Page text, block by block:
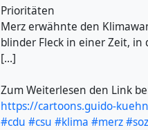
Prioritäten
Merz erwähnte den
blinder Fleck in einer Zeit,
[…]
Zum Weiterlesen den Link
https://cartoons.guido-
#cdu #csu #klima #merz